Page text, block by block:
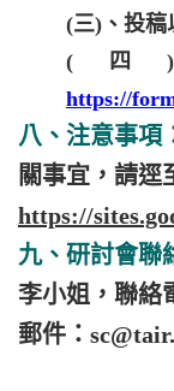
(三)、投稿
(四)
https://
八、注意事項
關事宜，請逕
https://
九、研討會聯
李小姐，聯絡
郵件：